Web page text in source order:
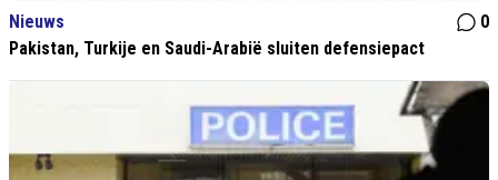
Nieuws
0
Pakistan, Turkije en Saudi-Arabië sluiten defensiepact